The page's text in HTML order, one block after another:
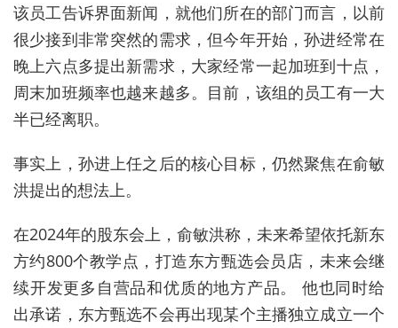
该员工告诉界面新闻，就他们所在的部门而言，以前
很少接到非常突然的需求，但今年开始，孙进经常在
晚上六点多提出新需求，大家经常一起加班到十点，
周末加班频率也越来越多。目前，该组的员工有一大
半已经离职。
事实上，孙进上任之后的核心目标，仍然聚焦在俞敏
洪提出的想法上。
在2024年的股东会上，俞敏洪称，未来希望依托新东
方约800个教学点，打造东方甄选会员店，未来会继
续开发更多自营品和优质的地方产品。 他也同时给
出承诺，东方甄选不会再出现某个主播独立成立一个